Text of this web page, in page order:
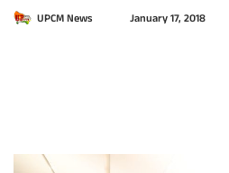
UPCM News
e
January 17, 2018